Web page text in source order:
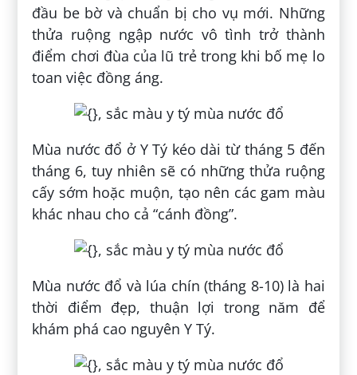
đầu be bờ và chuẩn bị cho vụ mới. Những
thửa ruộng ngập nước vô tình trở thành
điểm chơi đùa của lũ trẻ trong khi bố mẹ lo
toan việc đồng áng.
Mùa nước đổ ở Y Tý kéo dài từ tháng 5 đến
tháng 6, tuy nhiên sẽ có những thửa ruộng
cấy sớm hoặc muộn, tạo nên các gam màu
khác nhau cho cả “cánh đồng”.
Mùa nước đổ và lúa chín (tháng 8-10) là hai
thời điểm đẹp, thuận lợi trong năm để
khám phá cao nguyên Y Tý.